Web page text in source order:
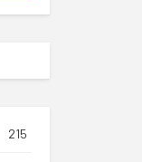
215